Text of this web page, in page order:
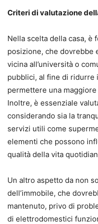
Criteri di valutazione
Nella scelta della casa, è
posizione, che dovrebbe
vicina all’università o
pubblici, al fine di ridurre
permettere una
Inoltre, è essenziale
considerando sia la
servizi utili come
elementi che possono
qualità della vita
Un altro aspetto da non
dell’immobile, che
mantenuto, privo di
di elettrodomestici